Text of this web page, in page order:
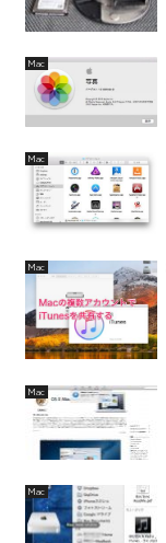
Mac
Mac
Mac
Mac
Mac